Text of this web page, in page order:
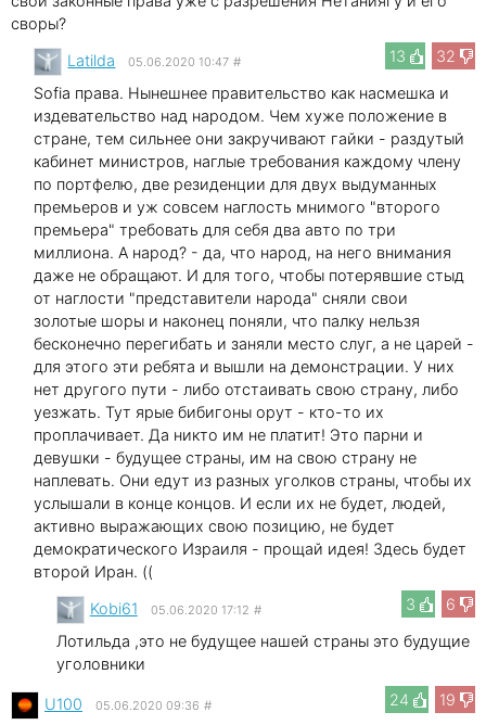
своры?
13
32
Latilda 05.06.2020 10:47 #
Sofia права. Нынешнее правительство как насмешка и
издевательство над народом. Чем хуже положение в
стране, тем сильнее они закручивают гайки - раздутый
кабинет министров, наглые требования каждому члену
по портфелю, две резиденции для двух выдуманных
премьеров и уж совсем наглость мнимого "второго
премьера" требовать для себя два авто по три
миллиона. А народ? - да, что народ, на него внимания
даже не обращают. И для того, чтобы потерявшие стыд
от наглости "представители народа" сняли свои
золотые шоры и наконец поняли, что палку нельзя
бесконечно перегибать и заняли место слуг, а не царей -
для этого эти ребята и вышли на демонстрации. У них
нет другого пути - либо отстаивать свою страну, либо
уезжать. Тут ярые бибигоны орут - кто-то их
проплачивает. Да никто им не платит! Это парни и
девушки - будущее страны, им на свою страну не
наплевать. Они едут из разных уголков страны, чтобы их
услышали в конце концов. И если их не будет, людей,
активно выражающих свою позицию, не будет
демократического Израиля - прощай идея! Здесь будет
второй Иран. ((
3
6
Kobi61 05.06.2020 17:12 #
Лотильда ,это не будущее нашей страны это будущие
уголовники
24
19
U100 05.06.2020 09:36 #